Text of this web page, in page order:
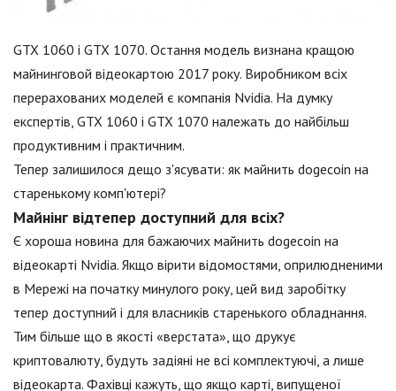
GTX 1060 і GTX 1070. Остання модель визнана кращою
майнинговой відеокартою 2017 року. Виробником всіх
перерахованих моделей є компанія Nvidia. На думку
експертів, GTX 1060 і GTX 1070 належать до найбільш
продуктивним і практичним.
Тепер залишилося дещо з'ясувати: як майнить dogecoin на
старенькому комп'ютері?
Майнінг відтепер доступний для всіх?
Є хороша новина для бажаючих майнить dogecoin на
відеокарті Nvidia. Якщо вірити відомостями, оприлюдненими
в Мережі на початку минулого року, цей вид заробітку
тепер доступний і для власників старенького обладнання.
Тим більше що в якості «верстата», що друкує
криптовалюту, будуть задіяні не всі комплектуючі, а лише
відеокарта. Фахівці кажуть, що якщо карті, випущеної